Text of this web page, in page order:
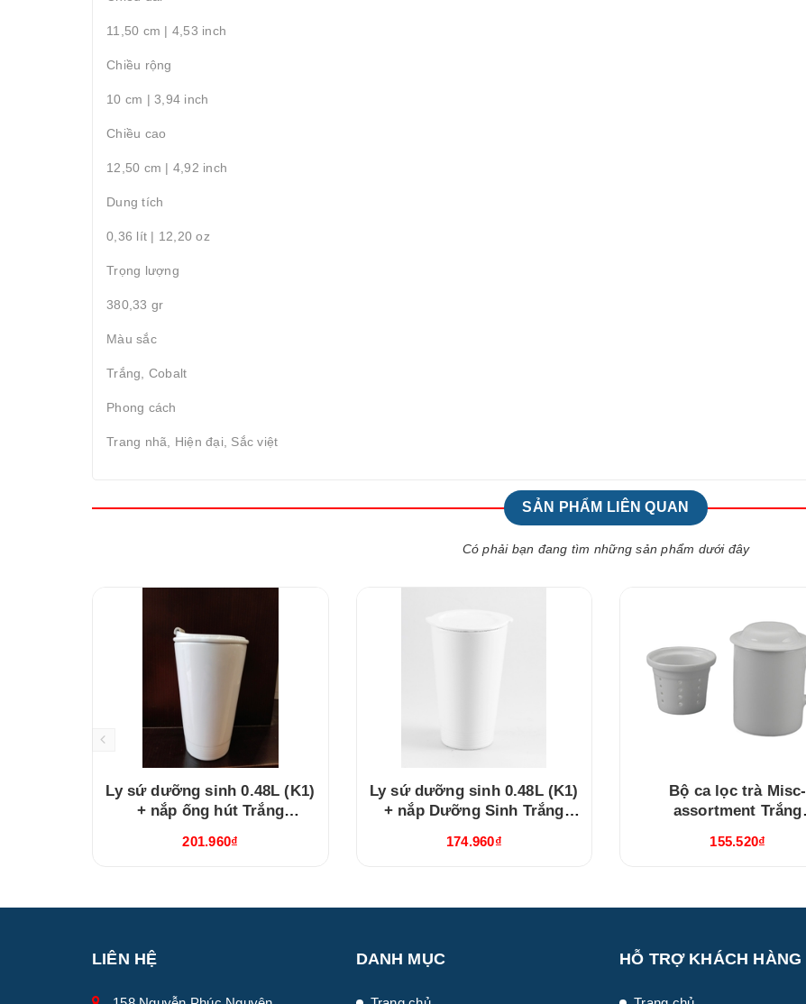
11,50 cm | 4,53 inch
Chiều rộng
10 cm | 3,94 inch
Chiều cao
12,50 cm | 4,92 inch
Dung tích
0,36 lít | 12,20 oz
Trọng lượng
380,33 gr
Màu sắc
Trắng, Cobalt
Phong cách
Trang nhã, Hiện đại, Sắc việt
SẢN PHẨM LIÊN QUAN
Có phải bạn đang tìm những sản phẩm dưới đây
Ly sứ dưỡng sinh 0.48L (K1)
+ nắp ống hút Trắng
201.960₫
Ly sứ dưỡng sinh 0.48L (K1)
+ nắp Dưỡng Sinh Trắng
174.960₫
Bộ ca lọc trà Misc-
assortment Trắng
155.520₫
LIÊN HỆ DANH MỤC HỖ TRỢ KHÁCH HÀNG